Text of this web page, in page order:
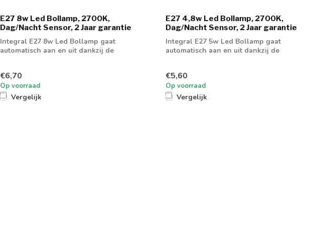
E27 8w Led Bollamp, 2700K,
Dag/Nacht Sensor, 2 Jaar garantie
Integral E27 8w Led Bollamp gaat
automatisch aan en uit dankzij de
€6,70
Op voorraad
Vergelijk
E27 4,8w Led Bollamp, 2700K,
Dag/Nacht Sensor, 2 Jaar garantie
Integral E27 5w Led Bollamp gaat
automatisch aan en uit dankzij de
€5,60
Op voorraad
Vergelijk